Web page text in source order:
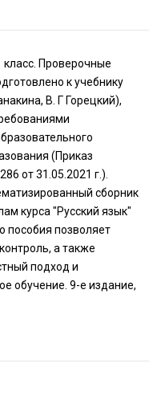
класс. Проверочные
к учебнику
В. Г Горецкий),
(Приказ
от 31.05.2021 г.).
сборник
курса "Русский язык"
пособия позволяет
а также
подход и
обучение. 9-е издание,